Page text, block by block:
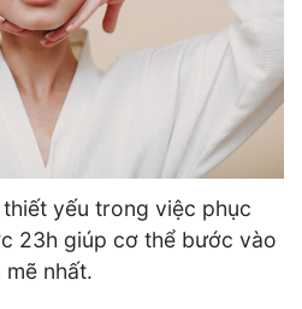
yếu trong việc phục
23h giúp cơ thể bước vào
nhất.